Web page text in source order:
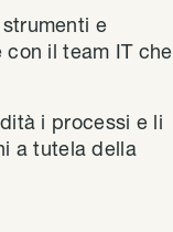
e
il team IT che
i processi e li
a tutela della